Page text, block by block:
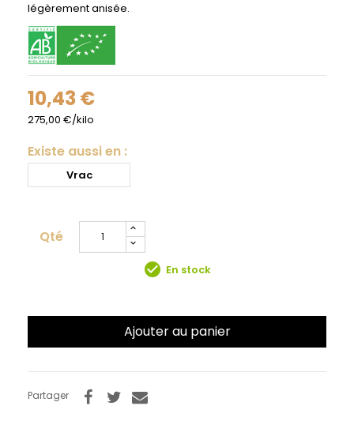
légèrement anisée.
10,43 €
275,00 €/kilo
Existe aussi en :
Vrac
Qté
check_circle En stock
Ajouter au panier
Partager